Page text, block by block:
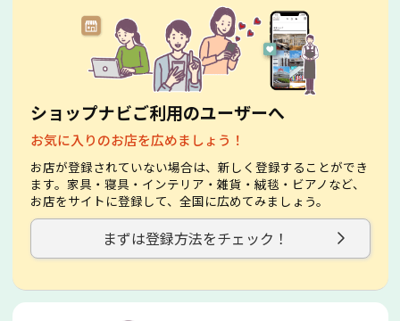
ショップナビご利用のユーザーへ
お気に入りのお店を広めましょう！
お店が登録されていない場合は、新しく登録することができ
ます。家具・寝具・インテリア・雑貨・絨毯・ビアノなど、
お店をサイトに登録して、全国に広めてみましょう。
まずは登録方法をチェック！